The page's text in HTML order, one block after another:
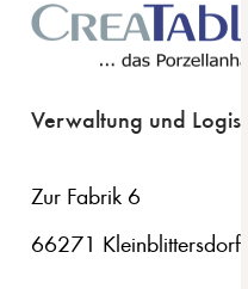
Verwaltung und Logistik
Zur Fabrik 6
66271 Kleinblittersdorf